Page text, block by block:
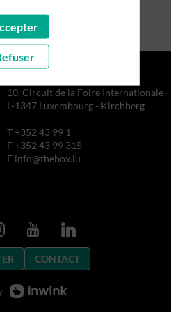
10, Circuit de la Foire Internationale
L-1347 Luxembourg - Kirchberg
T +352 43 99 1
F +352 43 99 315
E info@thebox.lu
CONTACT